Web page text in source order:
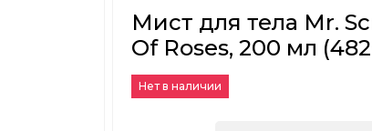
Мист для тела Mr.
Of Roses, 200 мл
Нет в наличии